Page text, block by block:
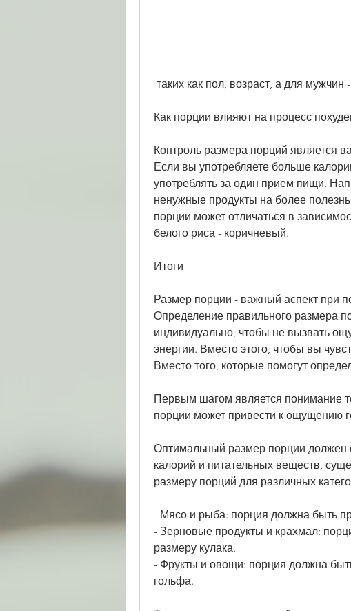
таких как пол, возраст, а для мужчин
Как порции влияют на процесс
Контроль размера порций является
Если вы употребляете больше
употреблять за один прием пищи.
ненужные продукты на более
порции может отличаться в
белого риса - коричневый.
Итоги
Размер порции - важный аспект при
Определение правильного размера
индивидуально, чтобы не вызвать
энергии. Вместо этого, чтобы вы
Вместо того, которые помогут
Первым шагом является понимание
порции может привести к ощущению
Оптимальный размер порции должен
калорий и питательных веществ,
размеру порций для различных
- Мясо и рыба: порция должна быть
- Зерновые продукты и крахмал:
размеру кулака.
- Фрукты и овощи: порция должна
гольфа.